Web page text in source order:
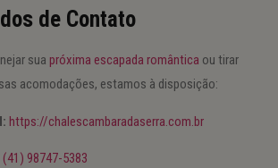
de Contato
sua próxima escapada romântica ou tirar
acomodações, estamos à disposição:
https://chalescambaradaserra.com.br
(41) 98747-5383